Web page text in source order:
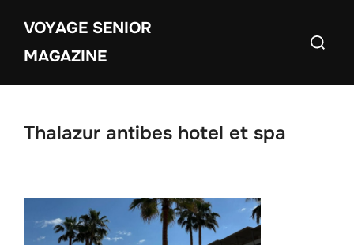
contenu
VOYAGE SENIOR
MAGAZINE
Thalazur antibes hotel et spa